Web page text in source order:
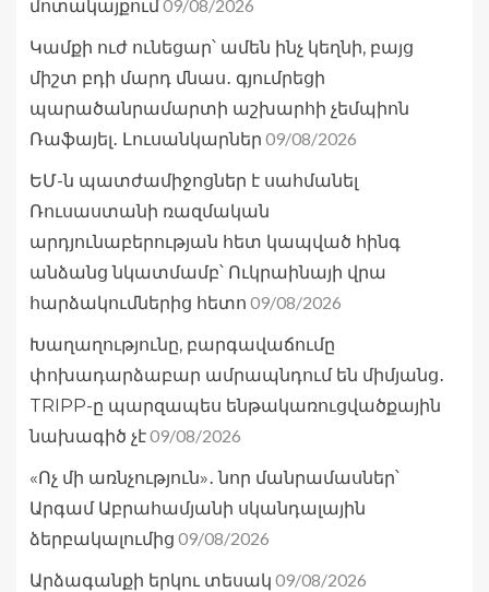
մոտակայքում09/08/2026
Կամքի ուժ ունեցար՝ ամեն ինչ կեղնի, բայց
միշտ բդի մարդ մնաս․ գյումրեցի
պարածանրամարտի աշխարհի չեմպիոն
Ռաֆայել․ Լուսանկարներ 09/08/2026
ԵՄ-ն պատժամիջոցներ է սահմանել
Ռուսաստանի ռազմական
արդյունաբերության հետ կապված հինգ
անձանց նկատմամբ՝ Ուկրաինայի վրա
հարձակումներից հետո 09/08/2026
Խաղաղությունը, բարգավաճումը
փոխադարձաբար ամրապնդում են միմյանց․
TRIPP-ը պարզապես ենթակառուցվածքային
նախագիծ չէ09/08/2026
«Ոչ մի առնչություն»․ նոր մանրամասներ՝
Արգամ Աբրահամյանի սկանդալային
ձերբակալումից 09/08/2026
Արձագանքի երկու տեսակ 09/08/2026